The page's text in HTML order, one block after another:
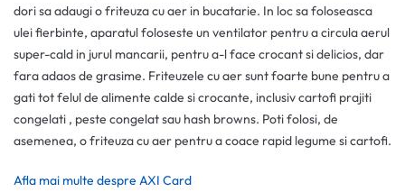
dori sa adaugi o friteuza cu aer in bucatarie. In loc sa foloseasca
ulei fierbinte, aparatul foloseste un ventilator pentru a circula aerul
super-cald in jurul mancarii, pentru a-l face crocant si delicios, dar
fara adaos de grasime. Friteuzele cu aer sunt foarte bune pentru a
gati tot felul de alimente calde si crocante, inclusiv cartofi prajiti
congelati , peste congelat sau hash browns. Poti folosi, de
asemenea, o friteuza cu aer pentru a coace rapid legume si cartofi.
Afla mai multe despre AXI Card